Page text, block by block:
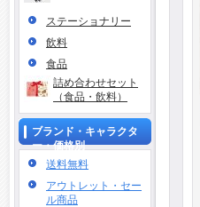
ステーショナリー
飲料
食品
詰め合わせセット
（食品・飲料）
ブランド・キャラクタ
ー・価格別
送料無料
アウトレット・セー
ル商品